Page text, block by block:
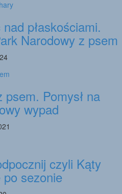
nad płaskościami.
Narodowy z psem
psem. Pomysł na
wypad
czyli Kąty
po sezonie